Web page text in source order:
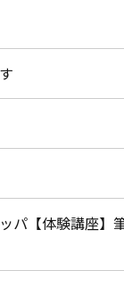
パ【体験講座】